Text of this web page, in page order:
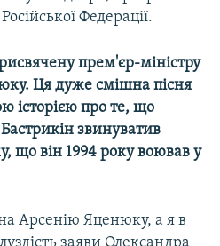
Федерації.
прем'єр-міністру
Ця дуже смішна пісня
історією про те, що
звинуватив
що він 1994 року воював у
Арсенію Яценюку, а я в